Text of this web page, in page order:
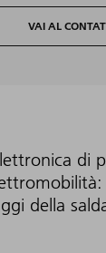
VAI AL
di
della